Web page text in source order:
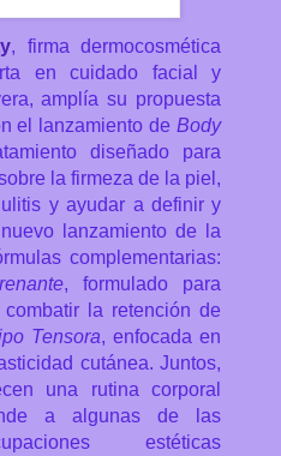
, firma dermocosmética
en cuidado facial y
amplía su propuesta
el lanzamiento deBody
diseñado para
la firmeza de la piel,
y ayudar a definir y
lanzamiento de la
complementarias:
, formulado para
la retención de
Tensora, enfocada en
cutánea. Juntos,
una rutina corporal
a algunas de las
estéticas